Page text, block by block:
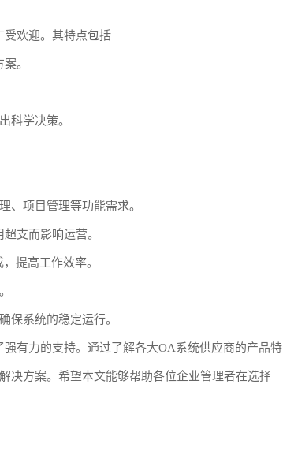
受欢迎。其特点包括
。
科学决策。
、项目管理等功能需求。
支而影响运营。
提高工作效率。
保系统的稳定运行。
有力的支持。通过了解各大OA系统供应商的产品特
决方案。希望本文能够帮助各位企业管理者在选择